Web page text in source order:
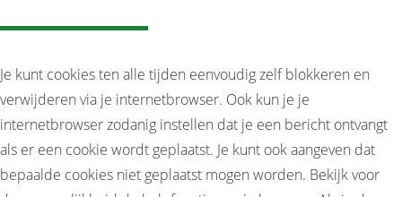
Je kunt cookies ten alle tijden eenvoudig zelf blokkeren en
verwijderen via je internetbrowser. Ook kun je je
internetbrowser zodanig instellen dat je een bericht ontvangt
als er een cookie wordt geplaatst. Je kunt ook aangeven dat
bepaalde cookies niet geplaatst mogen worden. Bekijk voor